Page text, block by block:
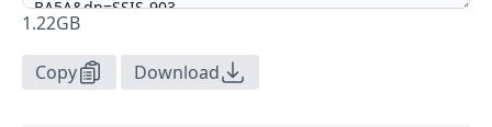
1.22GB
Copy Download